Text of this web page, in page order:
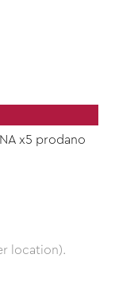
x5 prodano
location).